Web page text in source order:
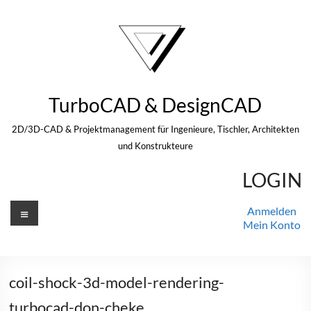
TurboCAD & DesignCAD
2D/3D-CAD & Projektmanagement für Ingenieure, Tischler, Architekten
und Konstrukteure
LOGIN
Anmelden
Mein Konto
Menü
coil-shock-3d-model-rendering-
turbocad-don-cheke